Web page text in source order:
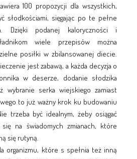
100 propozycji dla wszystkich,
słodkościami, sięgając po te pełne
Dzięki podanej kaloryczności i
wiele przepisów można
posiłki w zbilansowanej diecie.
jest zabawą, a każda decyzja o
w deserze, dodanie słodzika
wybranie serka wiejskiego zamiast
to już ważny krok ku budowaniu
trzeba być idealnym, żeby osiągać
na świadomych zmianach, które
się rutyną.
organizmu, które s spełnia też inną